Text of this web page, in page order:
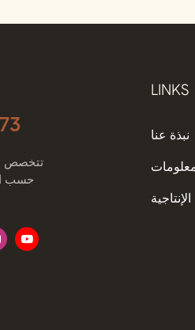
تتخصص
حسب
LINKS
نبذة عنا